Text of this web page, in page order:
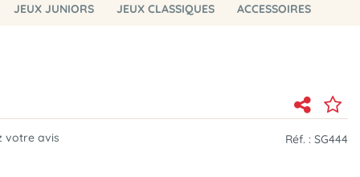
JEUX JUNIORS JEUX CLASSIQUES ACCESSOIRES
votre avis Réf. : SG444